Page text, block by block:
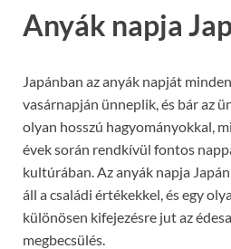
Anyák napja
Japánban az anyák napját
vasárnapján ünneplik, és bár az
olyan hosszú hagyományokkal,
évek során rendkívül fontos
kultúrában. Az anyák napja
áll a családi értékekkel, és egy
különösen kifejezésre jut az
megbecsülés.